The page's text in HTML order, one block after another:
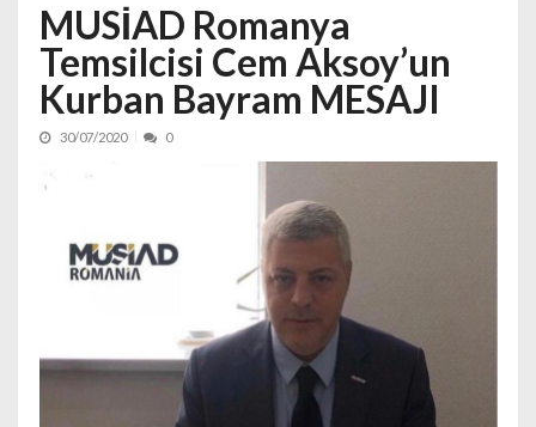
MUSİAD Romanya
Temsilcisi Cem Aksoy’un
Kurban Bayram MESAJI
30/07/2020 0